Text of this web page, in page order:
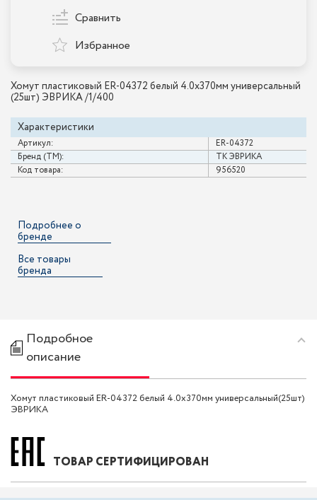
Хомут пластиковый ER-04372 белый 4.0x370мм универсальный
(25шт) ЭВРИКА /1/400
Характеристики
Артикул:
ER-04372
Бренд (ТМ):
ТК ЭВРИКА
Код товара:
956520
Сравнить
Избранное
Подробнее о
бренде
Все товары
бренда
Подробное
описание
Хомут пластиковый ER-04372 белый 4.0x370мм универсальный(25шт)
ЭВРИКА
ТОВАР СЕРТИФИЦИРОВАН